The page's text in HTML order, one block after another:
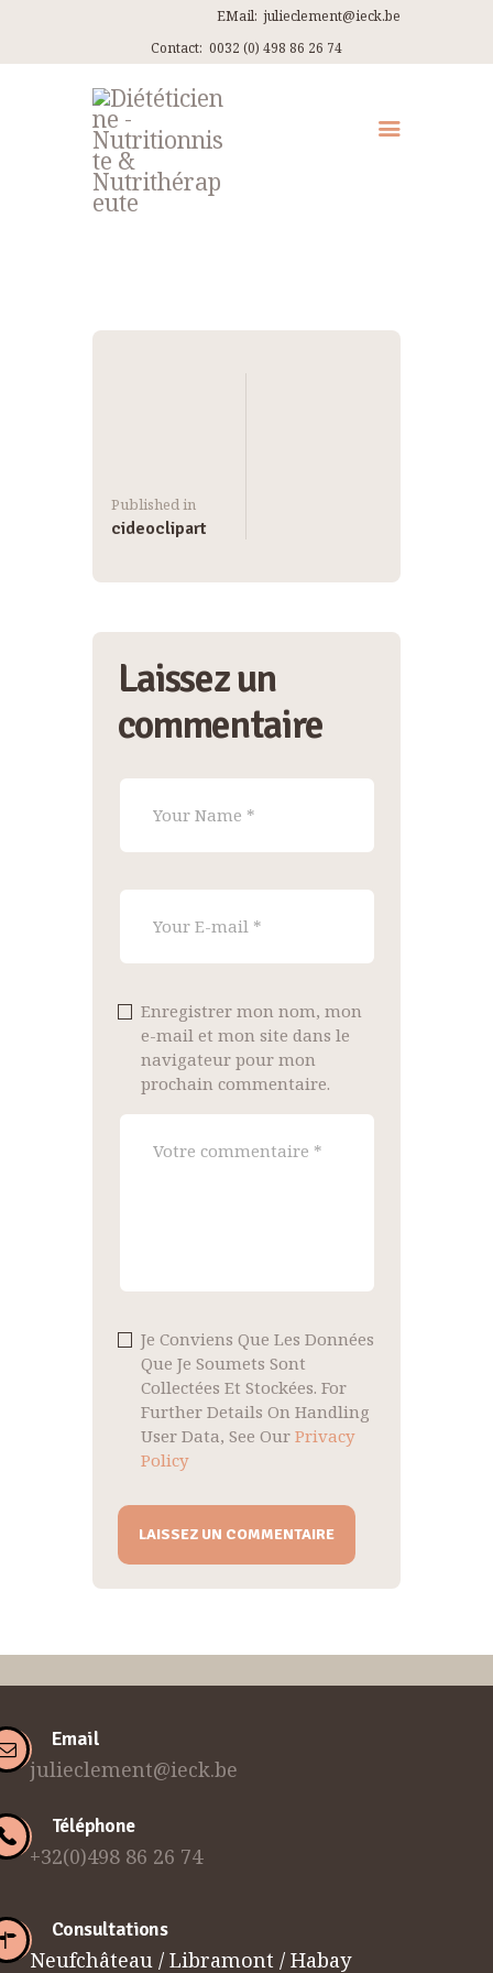
EMail: julieclement@ieck.be
Contact: 0032 (0) 498 86 26 74
QUI SUIS-JE ?
CONSULTATIONS
Navigation
Published in
cideoclipart
Laissez un
commentaire
Enregistrer mon nom, mon
e-mail et mon site dans le
navigateur pour mon
prochain commentaire.
Je Conviens Que Les Données
Que Je Soumets Sont
Collectées Et Stockées. For
Further Details On Handling
User Data, See Our Privacy
Policy
Email
julieclement@ieck.be
Téléphone
+32(0)498 86 26 74
Consultations
Neufchâteau / Libramont / Habay